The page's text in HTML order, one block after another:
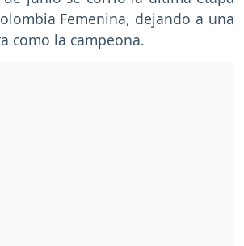
Femenina, dejando a una
como la campeona.